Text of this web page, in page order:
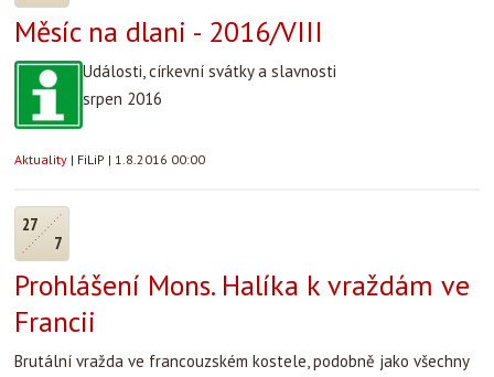
Měsíc na dlani - 2016/VIII
Události, církevní svátky a slavnosti
srpen 2016
Aktuality | FiLiP | 1.8.2016 00:00
27
7
Prohlášení Mons. Halíka k vraždám ve
Francii
Brutální vražda ve francouzském kostele, podobně jako všechny